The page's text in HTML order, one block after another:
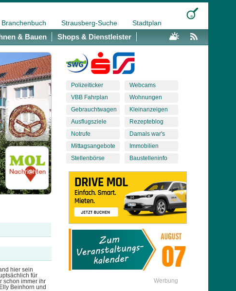
Branchenbuch Strausberg-Suche Stadtplan
& Bauen Shops & Dienstleister
Polizeiticker
VBB Fahrplan
Gebrauchtwagen
Ausflugsziele
Notrufe
Mittagsangebote
Stellenbörse
Webcams
Wohnungen
Kleinanzeigen
Rezepteblog
Damals war's
Immobilien
Baustelleninfo
hier sein
für
schon immer ihr
Beinhorn und
Werbung